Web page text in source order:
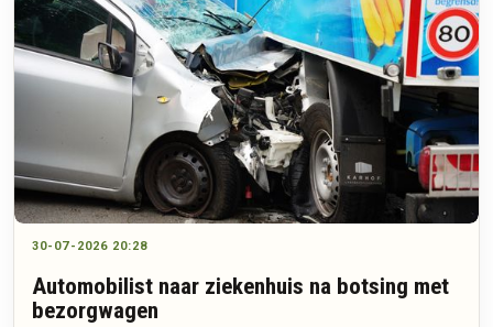
30-07-2026 20:28
Automobilist naar ziekenhuis na botsing met
bezorgwagen